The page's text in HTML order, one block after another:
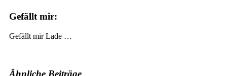
Gefällt mir:
Gefällt mir Lade …